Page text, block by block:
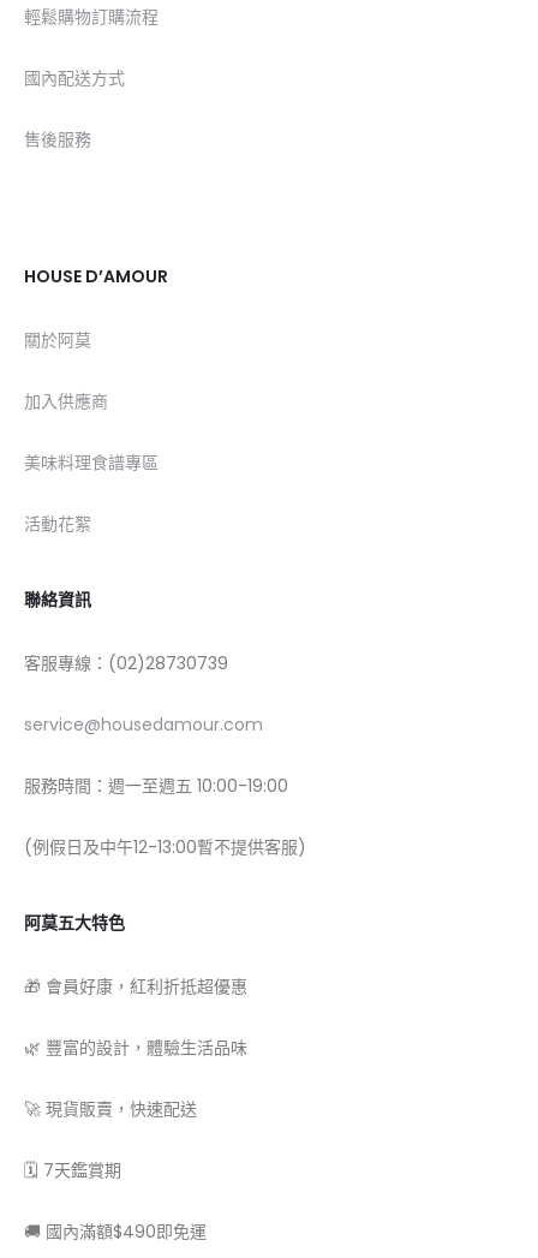
輕鬆購物訂購流程
國內配送方式
售後服務
HOUSE D’AMOUR
關於阿莫
加入供應商
美味料理食譜專區
活動花絮
聯絡資訊
客服專線：(02)28730739
service@housedamour.com
服務時間：週一至週五 10:00-19:00
(例假日及中午12-13:00暫不提供客服)
阿莫五大特色
🎁 會員好康，紅利折抵超優惠
🌿 豐富的設計，體驗生活品味
🚀 現貨販賣，快速配送
🗓 7天鑑賞期
🚚 國內滿額$490即免運